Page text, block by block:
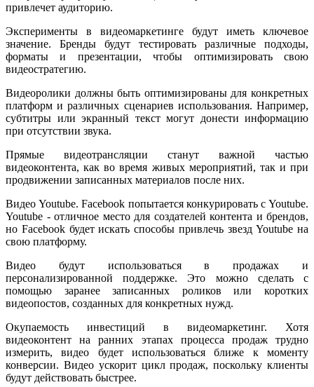
привлечет аудиторию.
Эксперименты в видеомаркетинге будут иметь ключевое
значение. Бренды будут тестировать различные подходы,
форматы и презентации, чтобы оптимизировать свою
видеостратегию.
Видеоролики должны быть оптимизированы для конкретных
платформ и различных сценариев использования. Например,
субтитры или экранный текст могут донести информацию
при отсутствии звука.
Прямые видеотрансляции станут важной частью
видеоконтента, как во время живых мероприятий, так и при
продвижении записанных материалов после них.
Видео Youtube. Facebook попытается конкурировать с Youtube.
Youtube - отличное место для создателей контента и брендов,
но Facebook будет искать способы привлечь звезд Youtube на
свою платформу.
Видео будут использоваться в продажах и
персонализированной поддержке. Это можно сделать с
помощью заранее записанных роликов или коротких
видеопостов, созданных для конкретных нужд.
Окупаемость инвестиций в видеомаркетинг. Хотя
видеоконтент на ранних этапах процесса продаж трудно
измерить, видео будет использоваться ближе к моменту
конверсии. Видео ускорит цикл продаж, поскольку клиенты
будут действовать быстрее.